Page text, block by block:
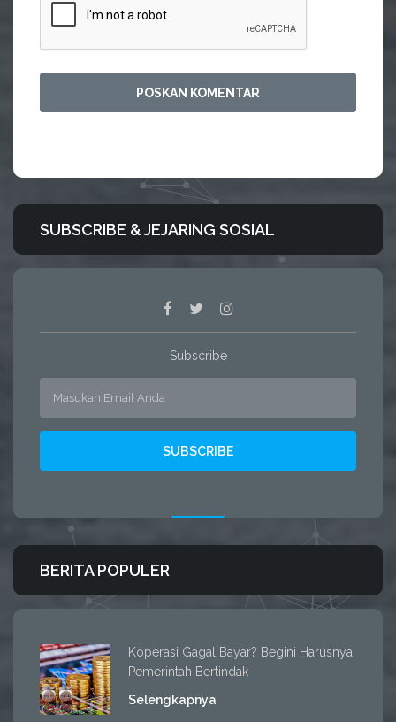
SUBSCRIBE & JEJARING SOSIAL
Subscribe
BERITA POPULER
Koperasi Gagal Bayar? Begini Harusnya
Pemerintah Bertindak
Selengkapnya